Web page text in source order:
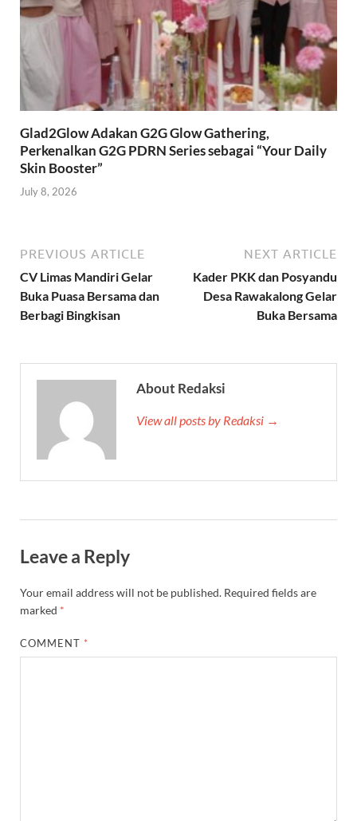
Glad2Glow Adakan G2G Glow Gathering,
Perkenalkan G2G PDRN Series sebagai “Your Daily
Skin Booster”
July 8, 2026
PREVIOUS ARTICLE
CV Limas Mandiri Gelar
Buka Puasa Bersama dan
Berbagi Bingkisan
NEXT ARTICLE
Kader PKK dan Posyandu
Desa Rawakalong Gelar
Buka Bersama
About Redaksi
View all posts by Redaksi →
Leave a Reply
Your email address will not be published. Required fields are
marked *
COMMENT *